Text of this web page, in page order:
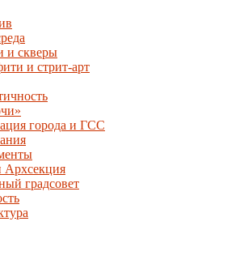
и скверы
и стрит-арт
города и ГСС
Архсекция
градсовет